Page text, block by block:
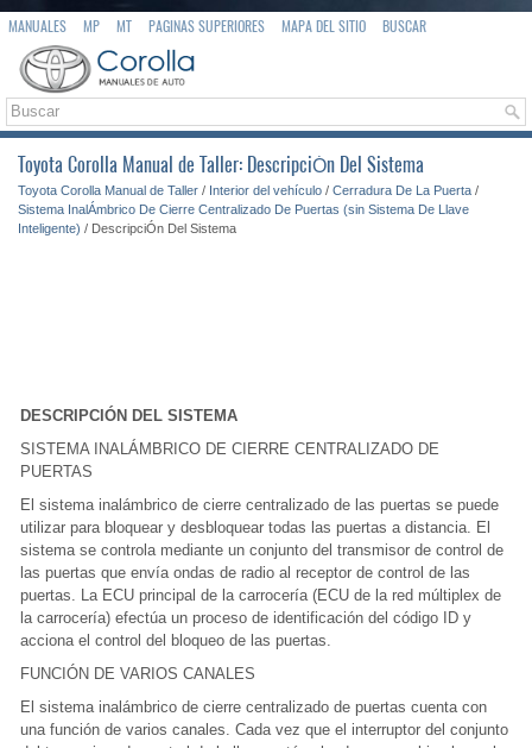
MANUALES MP MT PAGINAS SUPERIORES MAPA DEL SITIO BUSCAR
Toyota Corolla Manual de Taller: DescripciÓn Del Sistema
Toyota Corolla Manual de Taller / Interior del vehículo / Cerradura De La Puerta /
Sistema InalÁmbrico De Cierre Centralizado De Puertas (sin Sistema De Llave
Inteligente) / DescripciÓn Del Sistema
DESCRIPCIÓN DEL SISTEMA
SISTEMA INALÁMBRICO DE CIERRE CENTRALIZADO DE
PUERTAS
El sistema inalámbrico de cierre centralizado de las puertas se puede
utilizar para bloquear y desbloquear todas las puertas a distancia. El
sistema se controla mediante un conjunto del transmisor de control de
las puertas que envía ondas de radio al receptor de control de las
puertas. La ECU principal de la carrocería (ECU de la red múltiplex de
la carrocería) efectúa un proceso de identificación del código ID y
acciona el control del bloqueo de las puertas.
FUNCIÓN DE VARIOS CANALES
El sistema inalámbrico de cierre centralizado de puertas cuenta con
una función de varios canales. Cada vez que el interruptor del conjunto